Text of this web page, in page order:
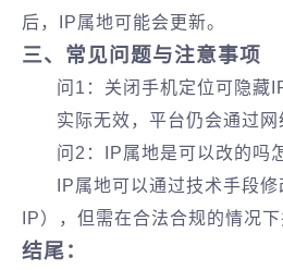
后，IP属地可能会更新。
三、‌常见问题与注意事项‌
问1：关闭手机定位可隐藏
实际无效，平台仍会通过网
问2：IP属地是可以改的吗
IP属地可以通过技术手段
IP），但需在合法合规的情况
结尾：